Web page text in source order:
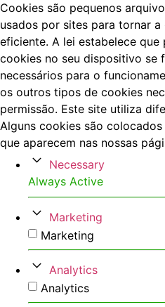
Cookies são pequenos
usados por sites para tornar
eficiente. A lei estabelece que
cookies no seu dispositivo se
necessários para o
os outros tipos de cookies
permissão. Este site utiliza
Alguns cookies são
que aparecem nas nossas
Necessary
Always Active
Marketing
Marketing
Analytics
Analytics